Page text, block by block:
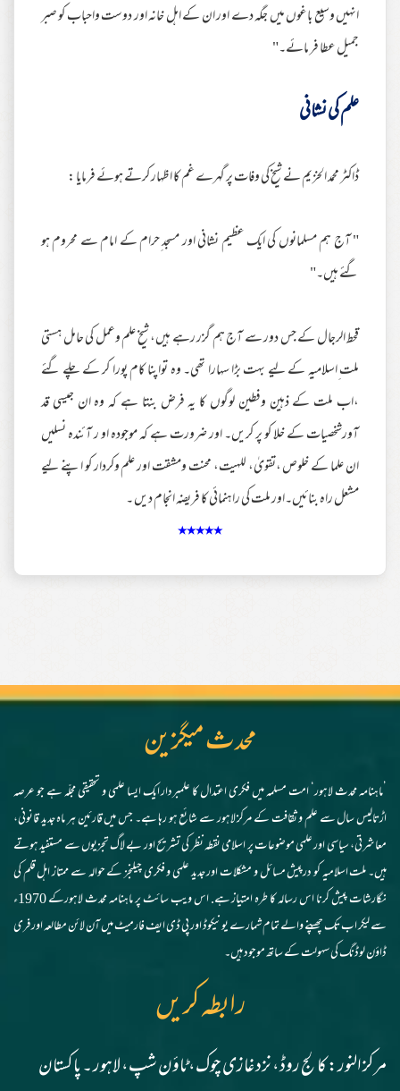
انہیں وسیع باغوں میں جگہ دے اور ان کے اہل خانہ اور دوست واحباب کو صبر
جمیل عطا فر مائے۔"
علم کی نشانی
ڈاکٹر محمد الخزیم نے شیخ کی وفات پر گہرے غم کا اظہار کرتے ہوئے فرمایا :
" آج ہم مسلمانوں کی ایک عظیم نشانی اور مسجد ِحرام کے امام سے محروم ہو
گئے ہیں۔"
قحط الرجال کے جس دور سے آج ہم گزر رہے ہیں، شیخ علم وعمل کی حامل ہستی
ملت ِاسلامیہ کے لیے بہت بڑا سہارا تھی۔ وہ تواپنا کام پورا کر کے چلے گئے
،اب ملت کے ذہین وفطین لوگوں کا یہ فرض بنتا ہے کہ وہ ان جیسی قد
آورشخصیات کے خلا کو پر کریں۔ اور ضرورت ہے کہ موجودہ او ر آئندہ نسلیں
ان علما کے خلوص ،تقویٰ، للہیت، محنت ومشقت اور علم وکردار کو اپنے لیے
مشعل راہ بنائیں۔اور ملت کی راہنمائی کا فریضہ انجام دیں ۔
٭٭٭٭٭
محدث میگزین
’ماہنامہ محدث لاہور‘ امت مسلمہ میں فکری اعتدال کا علمبردار ایک ایسا علمی و تحقیقی مجلّہ ہے جو عرصہ
اڑتالیس سال سے علم و ثقافت کے مرکز لاہور سے شائع ہو رہا ہے۔ جس میں قارئین ہر ماہ جدید قانونی،
معاشرتی، سیاسی اور علمی موضوعات پر اسلامی نقطہ نظر کی تشریح اور بے لاگ تجزیوں سے مستفید ہوتے
ہیں۔ ملت اسلامیہ کو درپیش مسائل و مشکلات اور جدید علمی و فکری چیلنجز کے حوالہ سے ممتاز اہل قلم کی
نگارشات پیش کرنا اس رسالہ کا طرہ امتیاز ہے. اس ویب سائٹ پر ماہنامہ محدث لاہورکے 1970ء
سے لیکر اب تک چھپنے والے تمام شمارے یونیکوڈ اور پی ڈی ایف فارمیٹ میں آن لائن مطالعہ اور فری
ڈاؤن لوڈنگ کی سہولت کے ساتھ موجود ہیں۔
رابطہ کریں
مرکز النور: کالج روڈ، نزد غازی چوک، ٹاؤن شپ، لاہور ۔ پاکستان